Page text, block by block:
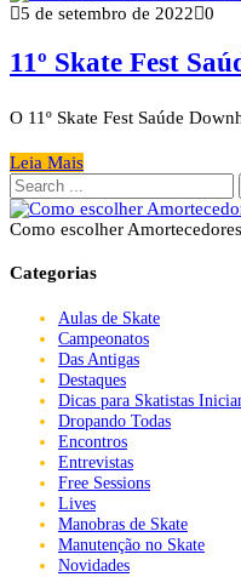
5 de setembro de 2022 0
11º Skate Fest
O 11º Skate Fest Saúde
Leia Mais
Search
for:
Como escolher
Categorias
Aulas de Skate
Campeonatos
Das Antigas
Destaques
Dicas para Skatistas
Dropando Todas
Encontros
Entrevistas
Free Sessions
Lives
Manobras de Skate
Manutenção no Skate
Novidades